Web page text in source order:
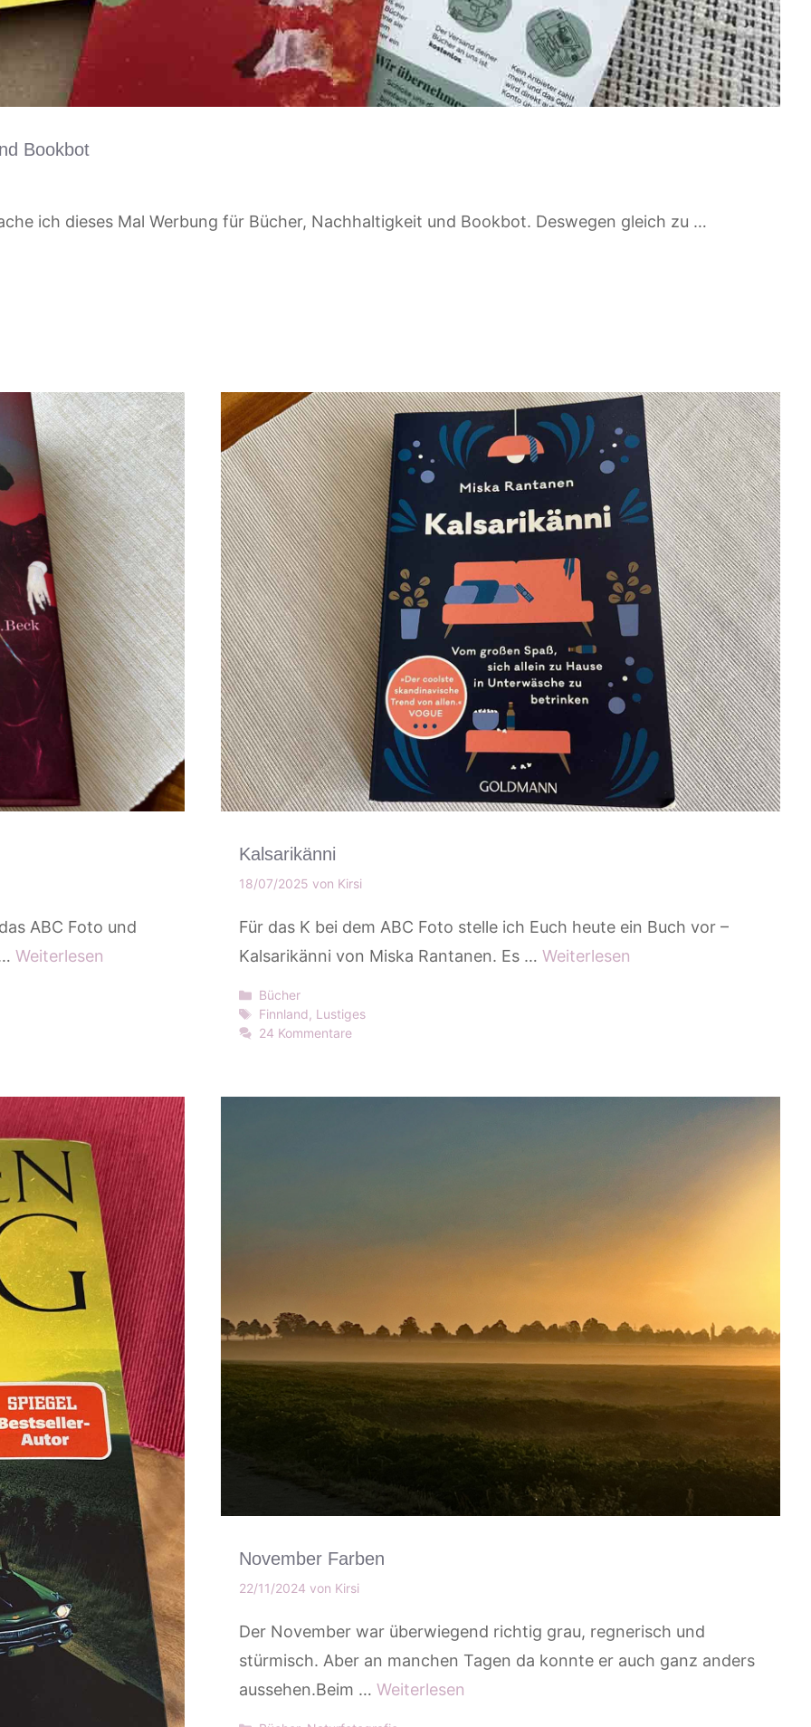
Bookbot
ich dieses Mal Werbung für Bücher, Nachhaltigkeit und Bookbot. Deswegen gleich zu …
ABC Foto und
Weiterlesen
Kalsarikänni
18/07/2025 von Kirsi
Für das K bei dem ABC Foto stelle ich Euch heute ein Buch vor –
Kalsarikänni von Miska Rantanen. Es … Weiterlesen
Kategorien
Bücher
Schlagwörter
Finnland, Lustiges
24 Kommentare
November Farben
22/11/2024 von Kirsi
Der November war überwiegend richtig grau, regnerisch und
stürmisch. Aber an manchen Tagen da konnte er auch ganz anders
aussehen.Beim … Weiterlesen